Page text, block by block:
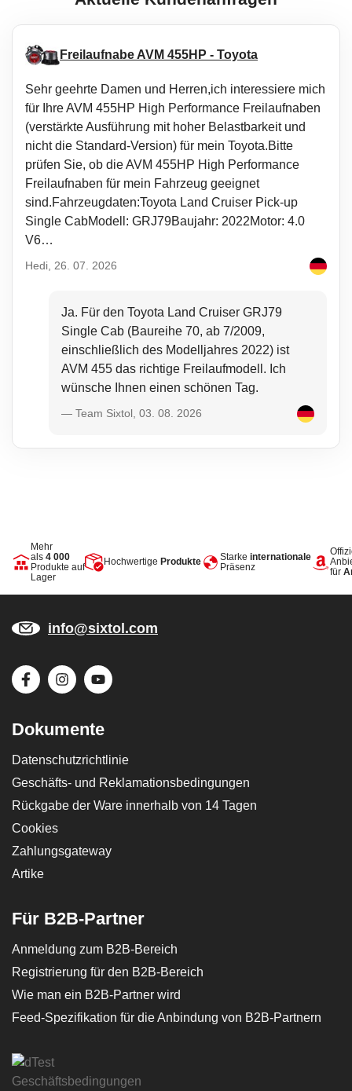
ursprüngliche Form zurückdehnen.
Schutz
Vorteil dieser Matten ist ein erhöhter Rand, der den Fahrzeuginnenraum
vor dem Verschütten loser Stoffe (Sand, Erde) oder dem Eindringen von
Flüssigkeiten (Wasser), Schmutz, Staub, Schnee etc. schützt. Sie sind
beständig gegen das Durchsickern von Ölen, Benzin und teilweise auch
gegen Elektrolyt aus Batterien.
Komfort
Ein unangenehmes Verrutschen der Matten auf dem Fahrzeugboden
oder das Zusammenraffen unter den Pedalen verhindert eine spezielle
Anti-Rutsch-Struktur auf der Unterseite der Matten, die sich leicht am
originalen Bodenbezug befestigen lässt.
Pflege
Wasser und einem nicht-aggressiven, nicht scheuernden Spülmittel o.
Ä.). Die Reinigung kann problemlos außerhalb des Fahrzeugs erfolgen.
Auch das regelmäßige Ausklopfen der Verschmutzungen ist einfach und
Freilaufnabe AVM 455HP - Toyota
Sehr geehrte Damen und Herren,ich interessiere mich
für Ihre AVM 455HP High Performance Freilaufnaben
(verstärkte Ausführung mit hoher Belastbarkeit und
nicht die Standard-Version) für mein Toyota.Bitte
prüfen Sie, ob die AVM 455HP High Performance
Freilaufnaben für mein Fahrzeug geeignet
sind.Fahrzeugdaten:Toyota Land Cruiser Pick-up
Single CabModell: GRJ79Baujahr: 2022Motor: 4.0
V6…
Hedi, 26. 07. 2026
Ja. Für den Toyota Land Cruiser GRJ79
Single Cab (Baureihe 70, ab 7/2009,
einschließlich des Modelljahres 2022) ist
AVM 455 das richtige Freilaufmodell. Ich
wünsche Ihnen einen schönen Tag.
— Team Sixtol, 03. 08. 2026
Mehr
als 4 000
Produkte auf
Lager
Hochwertige Produkte Starke internationale
Präsenz
für
info@sixtol.com
Dokumente
Datenschutzrichtlinie
Geschäfts- und Reklamationsbedingungen
Rückgabe der Ware innerhalb von 14 Tagen
Cookies
Zahlungsgateway
Artike
Für B2B-Partner
Anmeldung zum B2B-Bereich
Registrierung für den B2B-Bereich
Wie man ein B2B-Partner wird
Feed-Spezifikation für die Anbindung von B2B-Partnern